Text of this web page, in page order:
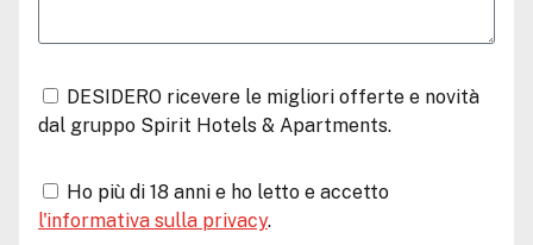
DESIDERO ricevere le migliori offerte e novità
dal gruppo Spirit Hotels & Apartments.
Ho più di 18 anni e ho letto e accetto
l'informativa sulla privacy.